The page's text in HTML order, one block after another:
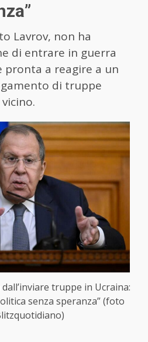
Lavrov, non ha
di entrare in guerra
pronta a reagire a un
di truppe
truppe in Ucraina:
senza speranza” (foto